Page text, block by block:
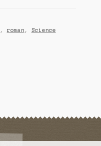
, roman , Science